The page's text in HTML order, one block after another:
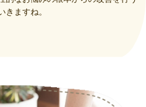
きますね。